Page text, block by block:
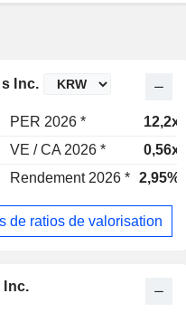
Inc.
PER 2026 *
12,2x
VE / CA 2026 *
0,56x
Rendement 2026 * 2,95%
de ratios de valorisation
Inc.